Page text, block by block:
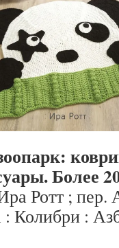
Более
Ротт ; пер.
Колибри :